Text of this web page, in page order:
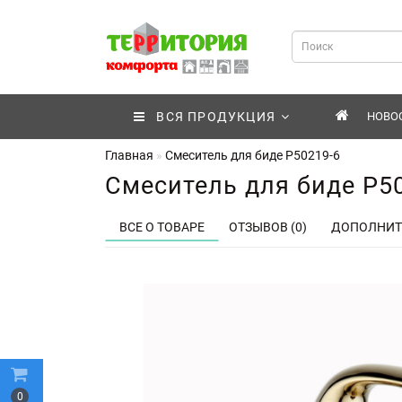
0
ВСЯ ПРОДУКЦИЯ
Главная Смеситель для биде P50219-6
Смеситель для биде
ВСЕ О ТОВАРЕ ОТЗЫВОВ (0)